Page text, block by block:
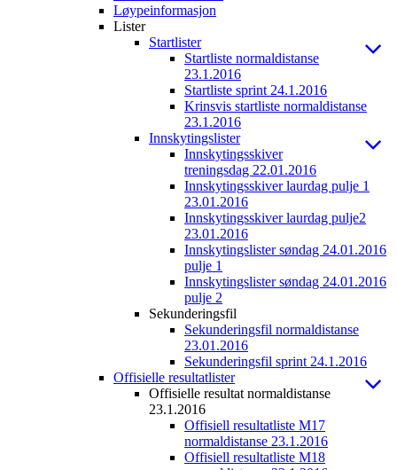
Løypeinformasjon
Lister
Startlister
Startliste normaldistanse
23.1.2016
Startliste sprint 24.1.2016
Krinsvis startliste normaldistanse
23.1.2016
Innskytingslister
Innskytingsskiver
treningsdag 22.01.2016
Innskytingsskiver laurdag pulje 1
23.01.2016
Innskytingsskiver laurdag pulje2
23.01.2016
Innskytingslister søndag 24.01.2016
pulje 1
Innskytingslister søndag 24.01.2016
pulje 2
Sekunderingsfil
Sekunderingsfil normaldistanse
23.01.2016
Sekunderingsfil sprint 24.1.2016
Offisielle resultatlister
Offisielle resultat normaldistanse
23.1.2016
Offisiell resultatliste M17
normaldistanse 23.1.2016
Offisiell resultatliste M18